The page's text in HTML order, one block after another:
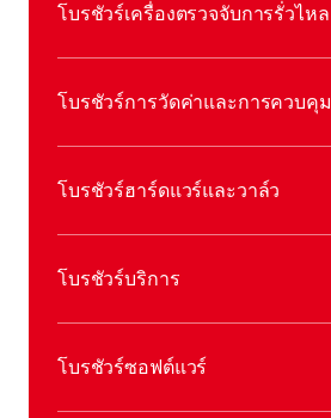
โบรชัวร์เครื่องตรวจจับการรั่วไหล
โบรชัวร์การวัดค่าและการควบคุม
โบรชัวร์ฮาร์ดแวร์และวาล์ว
โบรชัวร์บริการ
โบรชัวร์ซอฟต์แวร์